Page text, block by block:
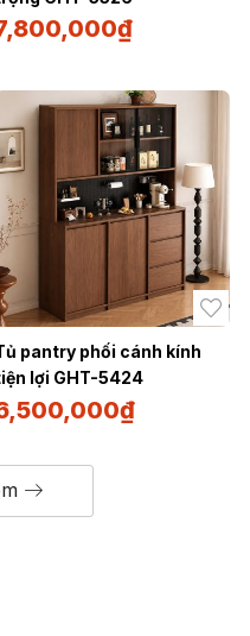
₫
pantry phối cánh kính
lợi GHT-5424
₫